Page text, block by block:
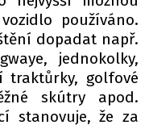
používáno.
dopadat např.
jednokolky,
traktůrky, golfové
skútry apod.
stanovuje, že za